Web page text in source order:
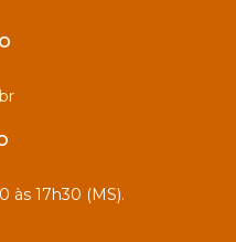
às 17h30 (MS).